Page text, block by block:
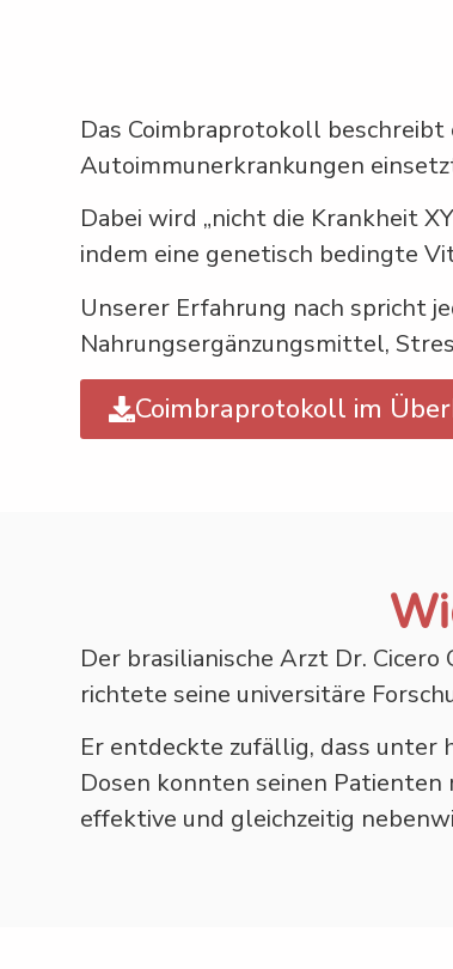
Das Coimbraprotokoll
Autoimmunerkrankungen
Dabei wird „nicht die Krankheit
indem eine genetisch bedingte
Unserer Erfahrung nach spricht
Nahrungsergänzungsmittel,
Coimbraprotokoll im
Der brasilianische Arzt Dr.
richtete seine universitäre
Er entdeckte zufällig, dass unter
Dosen konnten seinen
effektive und gleichzeitig